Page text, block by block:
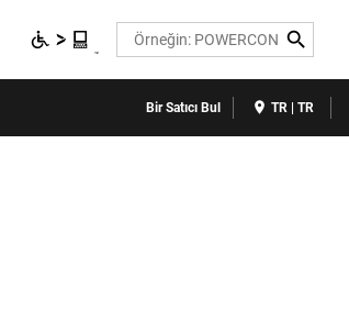
Search
Bir Satıcı Bul TR | TR